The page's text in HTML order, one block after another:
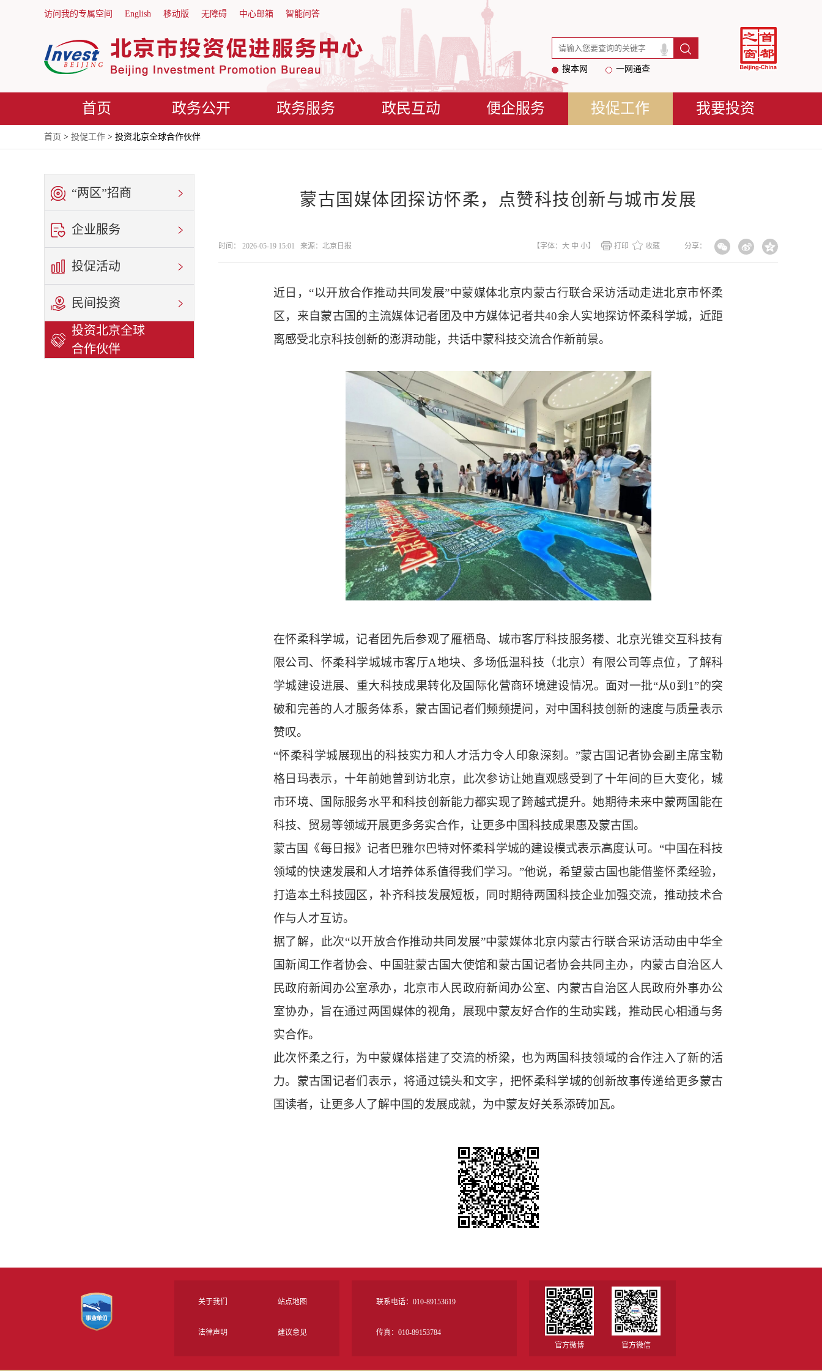
访问我的专属空间 English 移动版 无障碍 中心邮箱 智能问答
搜本网 一网通查
首页 政务公开 政务服务 政民互动 便企服务 投促工作 我要投资
首页 > 投促工作 > 投资北京全球合作伙伴
“两区”招商
企业服务
投促活动
民间投资
投资北京全球
合作伙伴
蒙古国媒体团探访怀柔，点赞科技创新与城市发展
时间： 2026-05-19 15:01 来源：北京日报 分享：
【字体： 大 中 小】 打印 收藏
近日，“以开放合作推动共同发展”中蒙媒体北京内蒙古行联合采访活动走进北京市怀柔
区，来自蒙古国的主流媒体记者团及中方媒体记者共40余人实地探访怀柔科学城，近距
离感受北京科技创新的澎湃动能，共话中蒙科技交流合作新前景。
在怀柔科学城，记者团先后参观了雁栖岛、城市客厅科技服务楼、北京光锥交互科技有
限公司、怀柔科学城城市客厅A地块、多场低温科技（北京）有限公司等点位，了解科
学城建设进展、重大科技成果转化及国际化营商环境建设情况。面对一批“从0到1”的突
破和完善的人才服务体系，蒙古国记者们频频提问，对中国科技创新的速度与质量表示
赞叹。
“怀柔科学城展现出的科技实力和人才活力令人印象深刻。”蒙古国记者协会副主席宝勒
格日玛表示，十年前她曾到访北京，此次参访让她直观感受到了十年间的巨大变化，城
市环境、国际服务水平和科技创新能力都实现了跨越式提升。她期待未来中蒙两国能在
科技、贸易等领域开展更多务实合作，让更多中国科技成果惠及蒙古国。
蒙古国《每日报》记者巴雅尔巴特对怀柔科学城的建设模式表示高度认可。“中国在科技
领域的快速发展和人才培养体系值得我们学习。”他说，希望蒙古国也能借鉴怀柔经验，
打造本土科技园区，补齐科技发展短板，同时期待两国科技企业加强交流，推动技术合
作与人才互访。
据了解，此次“以开放合作推动共同发展”中蒙媒体北京内蒙古行联合采访活动由中华全
国新闻工作者协会、中国驻蒙古国大使馆和蒙古国记者协会共同主办，内蒙古自治区人
民政府新闻办公室承办，北京市人民政府新闻办公室、内蒙古自治区人民政府外事办公
室协办，旨在通过两国媒体的视角，展现中蒙友好合作的生动实践，推动民心相通与务
实合作。
此次怀柔之行，为中蒙媒体搭建了交流的桥梁，也为两国科技领域的合作注入了新的活
力。蒙古国记者们表示，将通过镜头和文字，把怀柔科学城的创新故事传递给更多蒙古
国读者，让更多人了解中国的发展成就，为中蒙友好关系添砖加瓦。
关于我们 站点地图
法律声明 建议意见
联系电话：010-89153619
传真：010-89153784
官方微博
官方微信